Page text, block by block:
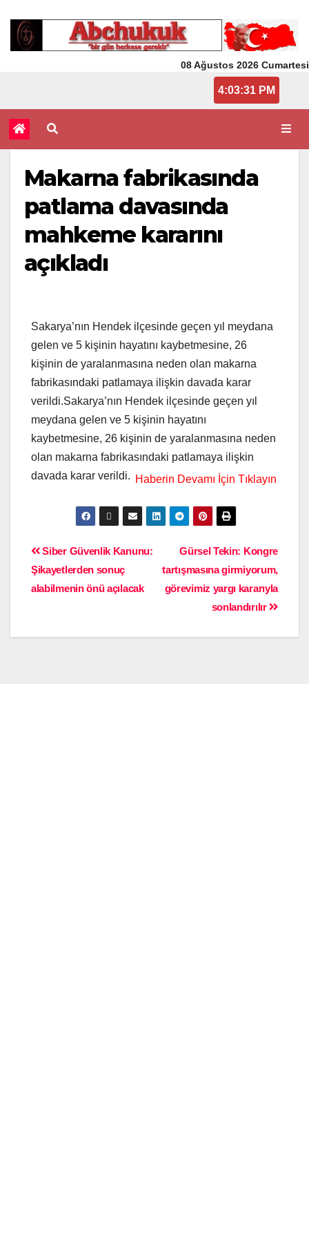
08 Ağustos 2026 Cumartesi
4:03:32 PM
Makarna fabrikasında
patlama davasında
mahkeme kararını
açıkladı
Sakarya’nın Hendek ilçesinde geçen yıl meydana
gelen ve 5 kişinin hayatını kaybetmesine, 26
kişinin de yaralanmasına neden olan makarna
fabrikasındaki patlamaya ilişkin davada karar
verildi.Sakarya’nın Hendek ilçesinde geçen yıl
meydana gelen ve 5 kişinin hayatını
kaybetmesine, 26 kişinin de yaralanmasına neden
olan makarna fabrikasındaki patlamaya ilişkin
davada karar verildi.
Gürsel Tekin: Kongre
tartışmasına girmiyorum,
görevimiz yargı kararıyla
sonlandırılır
Siber Güvenlik Kanunu:
Şikayetlerden sonuç
alabilmenin önü açılacak